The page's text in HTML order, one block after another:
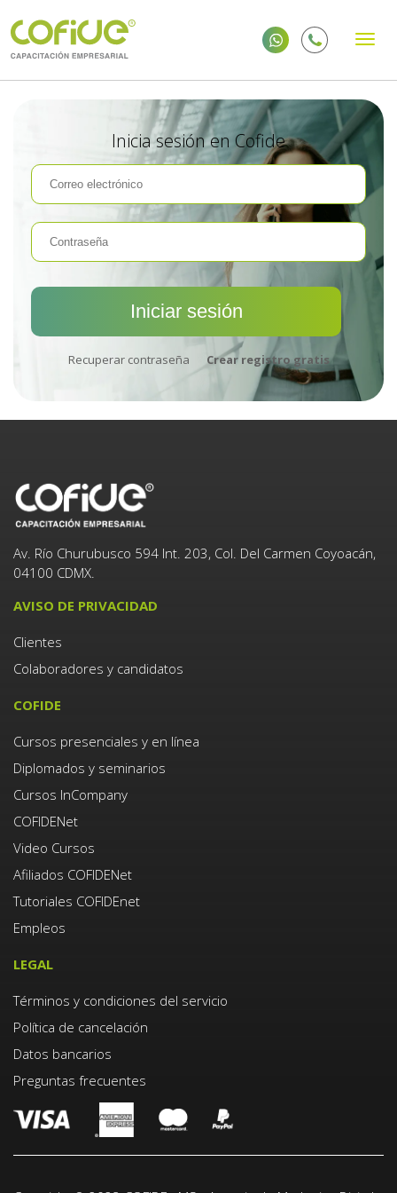
Inicia sesión en Cofide
Recuperar contraseña Crear registro gratis
Av. Río Churubusco 594 Int. 203, Col. Del Carmen Coyoacán,
04100 CDMX.
AVISO DE PRIVACIDAD
Clientes
Colaboradores y candidatos
COFIDE
Cursos presenciales y en línea
Diplomados y seminarios
Cursos InCompany
COFIDENet
Video Cursos
Afiliados COFIDENet
Tutoriales COFIDEnet
Empleos
LEGAL
Términos y condiciones del servicio
Política de cancelación
Datos bancarios
Preguntas frecuentes